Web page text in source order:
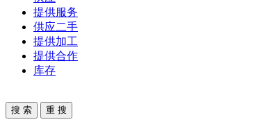
提供服务
供应二手
提供加工
提供合作
库存